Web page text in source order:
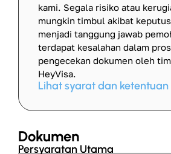
kami. Segala risiko atau
mungkin timbul akibat
menjadi tanggung jawab
terdapat kesalahan dalam
pengecekan dokumen oleh
HeyVisa.
Lihat syarat dan ketentuan
Dokumen
Persyaratan Utama